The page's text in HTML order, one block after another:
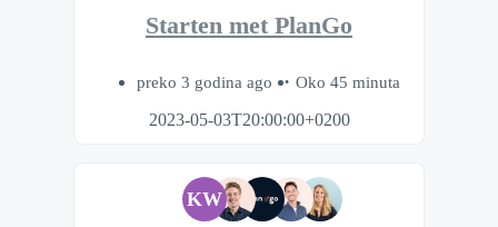
Starten met PlanGo
preko 3 godina ago
Oko 45 minuta
2023-05-03T20:00:00+0200
KW